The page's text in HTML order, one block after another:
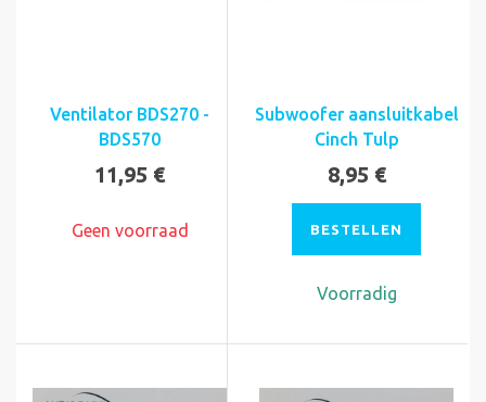
Ventilator BDS270 -
BDS570
11,95 €
Geen voorraad
Subwoofer aansluitkabel
Cinch Tulp
8,95 €
BESTELLEN
Voorradig